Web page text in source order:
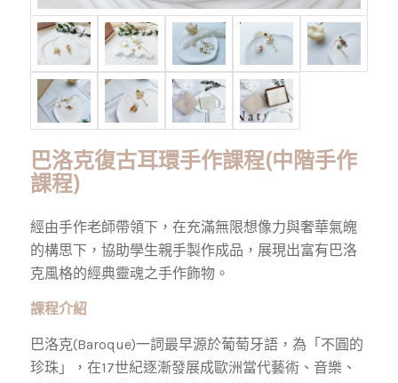
巴洛克復古耳環手作課程(中階手作
課程)
經由手作老師帶領下，在充滿無限想像力與奢華氣魄
的構思下，協助學生親手製作成品，展現出富有巴洛
克風格的經典靈魂之手作飾物。
課程介紹
巴洛克(Baroque)一詞最早源於葡萄牙語，為「不圓的
珍珠」，在17世紀逐漸發展成歐洲當代藝術、音樂、